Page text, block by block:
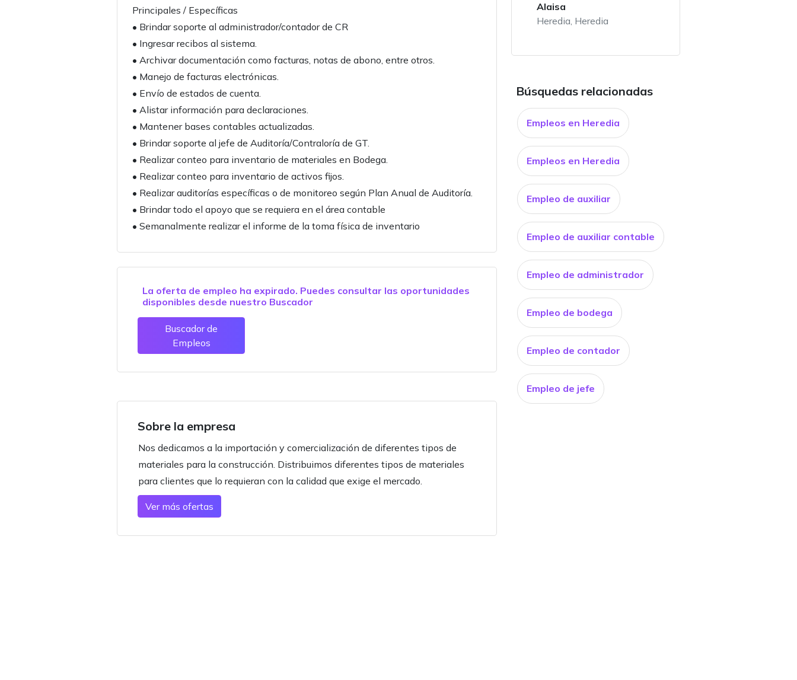
Principales / Específicas
• Brindar soporte al administrador/contador de CR
• Ingresar recibos al sistema.
• Archivar documentación como facturas, notas de abono, entre otros.
• Manejo de facturas electrónicas.
• Envío de estados de cuenta.
• Alistar información para declaraciones.
• Mantener bases contables actualizadas.
• Brindar soporte al jefe de Auditoría/Contraloría de GT.
• Realizar conteo para inventario de materiales en Bodega.
• Realizar conteo para inventario de activos fijos.
• Realizar auditorías específicas o de monitoreo según Plan Anual de Auditoría.
• Brindar todo el apoyo que se requiera en el área contable
• Semanalmente realizar el informe de la toma física de inventario
La oferta de empleo ha expirado. Puedes consultar las oportunidades
disponibles desde nuestro Buscador
Buscador de
Empleos
Sobre la empresa
Nos dedicamos a la importación y comercialización de diferentes tipos de
materiales para la construcción. Distribuimos diferentes tipos de materiales
para clientes que lo requieran con la calidad que exige el mercado.
Ver más ofertas
Alaisa
Heredia, Heredia
Búsquedas relacionadas
Empleos en Heredia
Empleos en Heredia
Empleo de auxiliar
Empleo de auxiliar contable
Empleo de administrador
Empleo de bodega
Empleo de contador
Empleo de jefe